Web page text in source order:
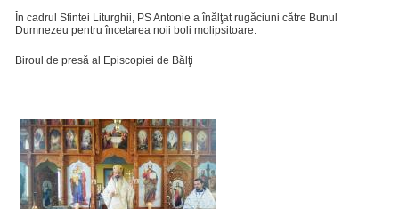
În cadrul Sfintei Liturghii, PS Antonie a înălţat rugăciuni către Bunul
Dumnezeu pentru încetarea noii boli molipsitoare.
Biroul de presă al Episcopiei de Bălţi